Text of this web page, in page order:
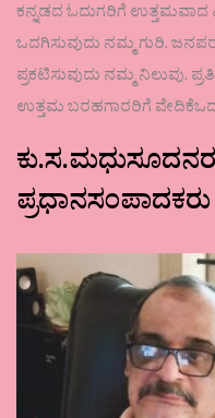
ಕನ್ನಡದ ಓದುಗರಿಗೆ ಉತ್ತಮವಾದ
ಒದಗಿಸುವುದು ನಮ್ಮ ಗುರಿ.
ಪ್ರಕಟಿಸುವುದು ನಮ್ಮ
ಉತ್ತಮ ಬರಹಗಾರರಿಗೆ
ಪ್ರಧಾನಸಂಪಾದಕರು